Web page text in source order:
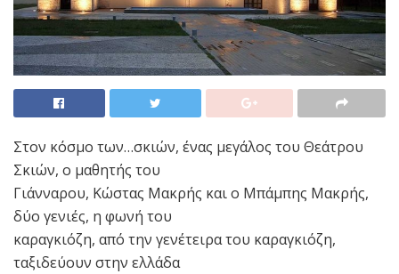
Στον κόσμο των…σκιών, ένας μεγάλος του Θεάτρου
Σκιών, ο μαθητής του
Γιάνναρου, Κώστας Μακρής και ο Μπάμπης Μακρής,
δύο γενιές, η φωνή του
καραγκιόζη, από την γενέτειρα του καραγκιόζη,
ταξιδεύουν στην ελλάδα